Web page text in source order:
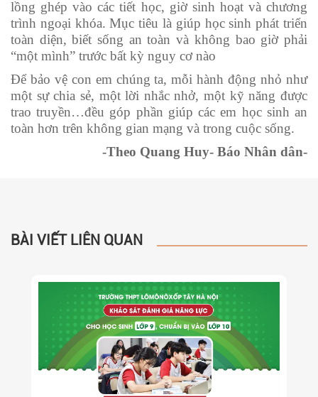
lồng ghép vào các tiết học, giờ sinh hoạt và chương
trình ngoại khóa. Mục tiêu là giúp học sinh phát triển
toàn diện, biết sống an toàn và không bao giờ phải
“một mình” trước bất kỳ nguy cơ nào
Để bảo vệ con em chúng ta, mỗi hành động nhỏ như
một sự chia sẻ, một lời nhắc nhở, một kỹ năng được
trao truyền…đều góp phần giúp các em học sinh an
toàn hơn trên không gian mạng và trong cuộc sống.
-Theo Quang Huy- Báo Nhân dân-
BÀI VIẾT LIÊN QUAN